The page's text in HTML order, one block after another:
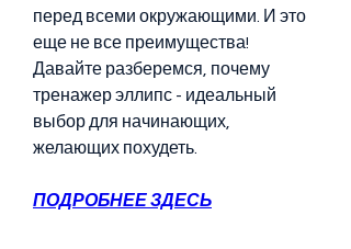
перед всеми окружающими. И это
еще не все преимущества!
Давайте разберемся, почему
тренажер эллипс - идеальный
выбор для начинающих,
желающих похудеть.
ПОДРОБНЕЕ ЗДЕСЬ